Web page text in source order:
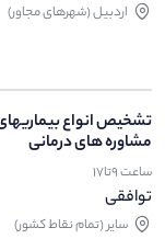
اردبیل (شهرهای مجاور)
تشخیص انواع
مشاوره های درمانی
ساعت 9تا17
توافقی
ساير (تمام نقاط کشور)